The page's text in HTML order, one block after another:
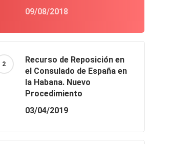
09/08/2018
Recurso de Reposición en
el Consulado de España en
la Habana. Nuevo
Procedimiento
03/04/2019